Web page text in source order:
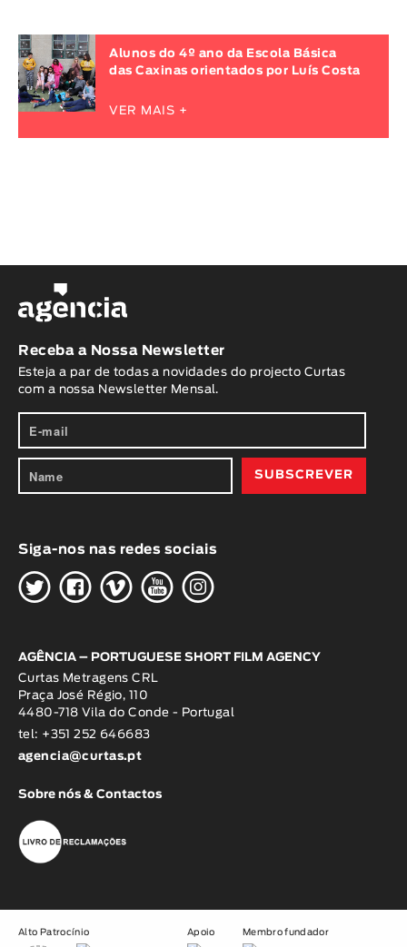
Alunos do 4º ano da Escola Básica
das Caxinas orientados por Luís Costa
VER MAIS +
Receba a Nossa Newsletter
Esteja a par de todas a novidades do projecto Curtas
com a nossa Newsletter Mensal.
Siga-nos nas redes sociais
HGWOK
AGÊNCIA – PORTUGUESE SHORT FILM AGENCY
Curtas Metragens CRL
Praça José Régio, 110
4480-718 Vila do Conde - Portugal
tel: +351 252 646683
agencia@curtas.pt
Sobre nós & Contactos
Alto Patrocínio Apoio Membro fundador